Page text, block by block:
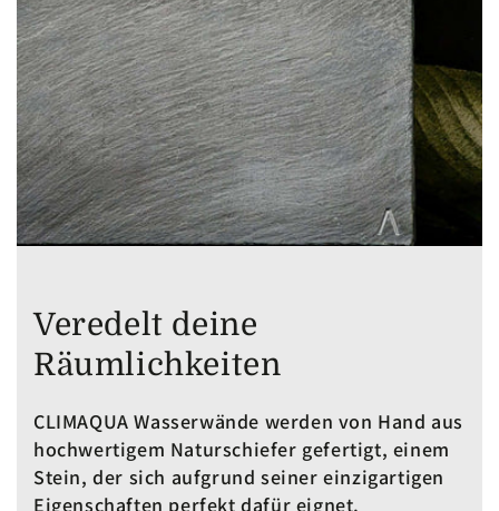
Veredelt deine
Räumlichkeiten
CLIMAQUA Wasserwände werden von Hand aus
hochwertigem Naturschiefer gefertigt, einem
Stein, der sich aufgrund seiner einzigartigen
Eigenschaften perfekt dafür eignet.